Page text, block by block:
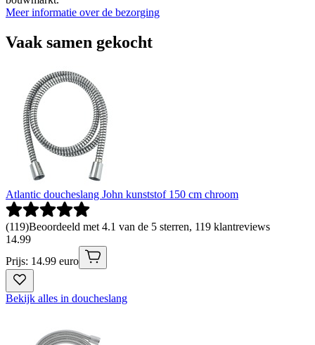
Meer informatie over de bezorging
Vaak samen gekocht
Atlantic doucheslang John kunststof 150 cm chroom
(119)Beoordeeld met 4.1 van de 5 sterren, 119 klantreviews
14.99
Prijs: 14.99 euro
Bekijk alles in doucheslang